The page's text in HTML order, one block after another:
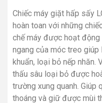
Chiếc máy giặt hấp sấy
hoàn toan với những
chế máy được hoạt
ngang của móc treo
khuẩn, loại bỏ nếp nhăn.
thấu sâu loại bỏ được
trường xung quanh. Giúp
thoáng và giữ được mùi